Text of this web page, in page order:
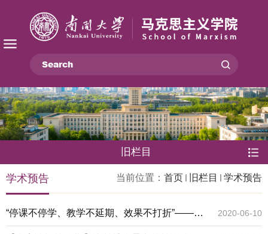
旧栏目
当前位置： 首页 旧栏目 学术预告
学术预告
“停课不停学、教学不延期、效果不打折”——疫 2020-06-10